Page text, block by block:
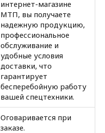
интернет-магазине
МТП, вы получаете
надежную продукцию,
профессиональное
обслуживание и
удобные условия
доставки, что
гарантирует
бесперебойную работу
вашей спецтехники.
Оговаривается при
заказе.